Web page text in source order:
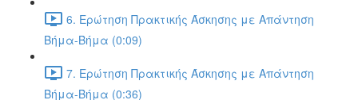
6. Ερώτηση Πρακτικής Άσκησης με Απάντηση
Βήμα-Βήμα (0:09)
7. Ερώτηση Πρακτικής Άσκησης με Απάντηση
Βήμα-Βήμα (0:36)